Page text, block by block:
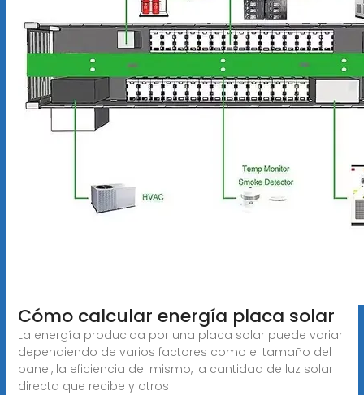
Cómo calcular energía placa solar
La energía producida por una placa solar puede variar
dependiendo de varios factores como el tamaño del
panel, la eficiencia del mismo, la cantidad de luz solar
directa que recibe y otros